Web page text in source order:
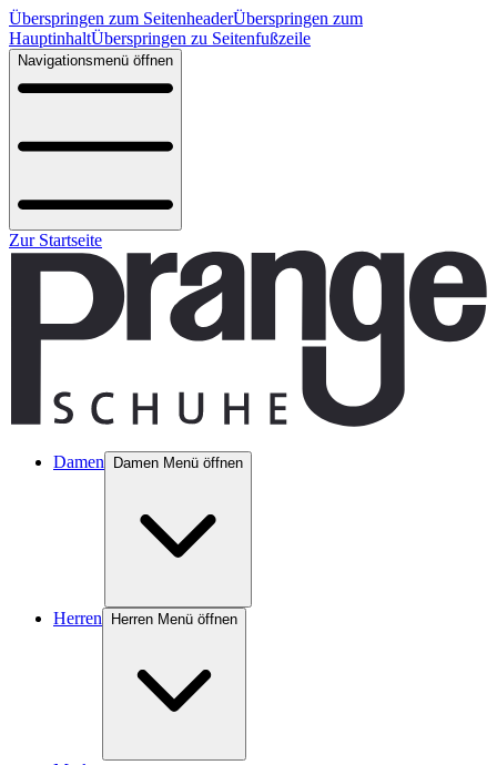
Überspringen zum SeitenheaderÜberspringen zum
HauptinhaltÜberspringen zu Seitenfußzeile
Navigationsmenü öffnen
Zur Startseite
Damen Damen Menü öffnen
Herren Herren Menü öffnen